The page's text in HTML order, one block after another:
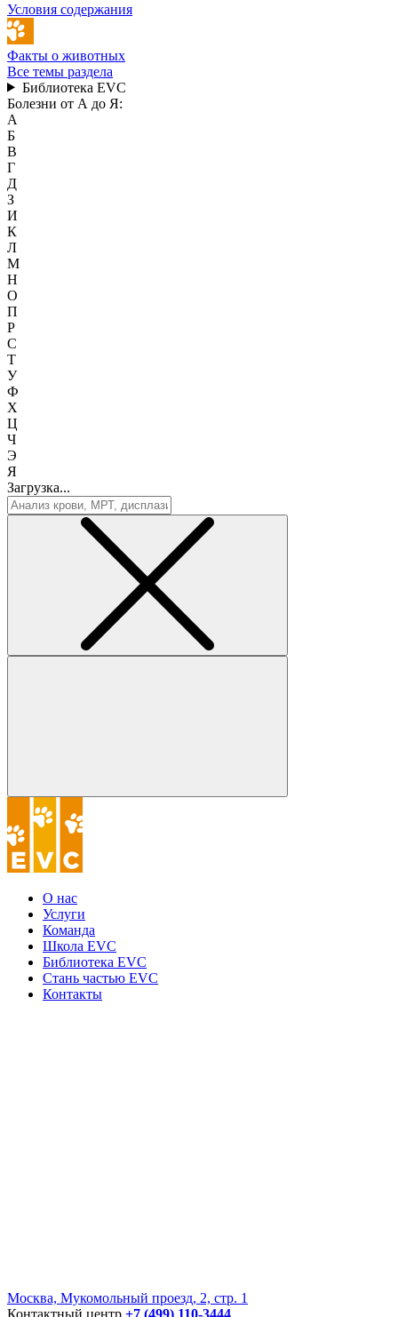
Условия содержания
Факты о животных
Все темы раздела
Библиотека EVC
Болезни от А до Я:
А
Б
В
Г
Д
З
И
К
Л
М
Н
О
П
Р
С
Т
У
Ф
Х
Ц
Ч
Э
Я
Загрузка...
О нас
Услуги
Команда
Школа EVC
Библиотека EVC
Стань частью EVC
Контакты
Москва, Мукомольный проезд, 2, стр. 1
Контактный центр +7 (499) 110-3444